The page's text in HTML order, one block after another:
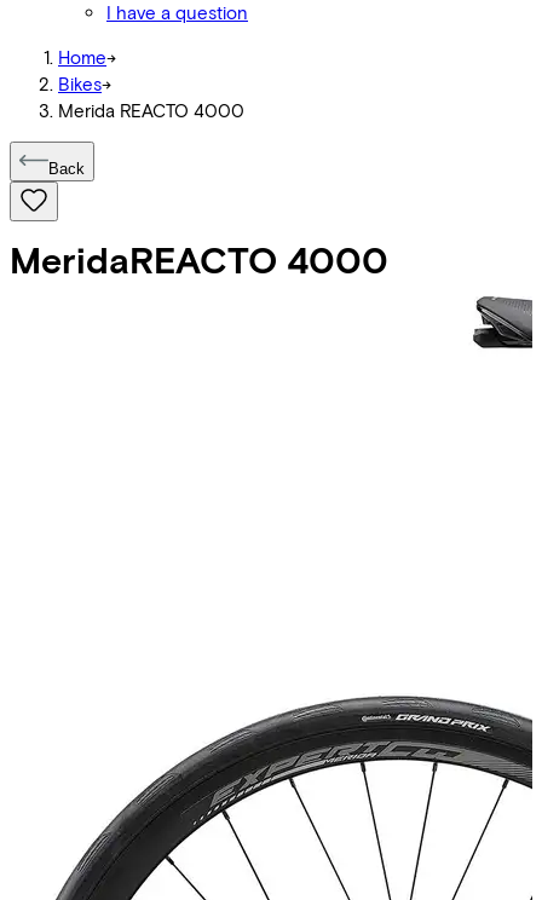
I have a question
Home->
Bikes->
Merida REACTO 4000
Back
MeridaREACTO 4000